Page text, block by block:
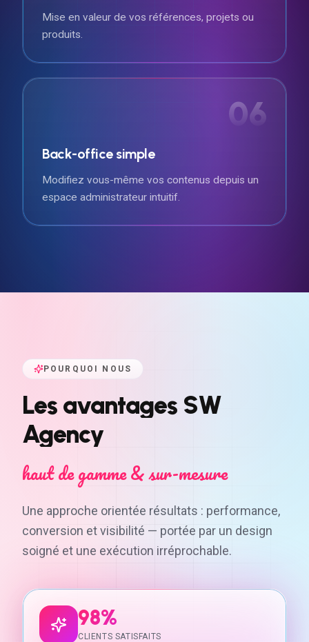
Mise en valeur de vos références, projets ou
produits.
06
Back-office simple
Modifiez vous-même vos contenus depuis un
espace administrateur intuitif.
POURQUOI NOUS
Les avantages SW
Agency
haut de gamme & sur-mesure
Une approche orientée résultats : performance,
conversion et visibilité — portée par un design
soigné et une exécution irréprochable.
98%
CLIENTS SATISFAITS